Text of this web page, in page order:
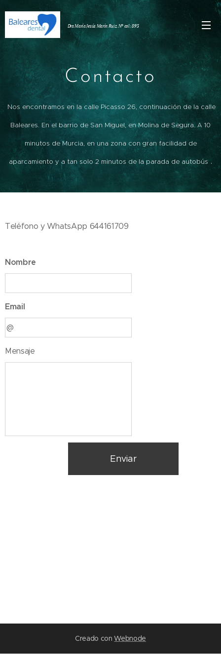
Dra María Jesús Marín Ruiz. Nº col: 893
8888 893
Contacto
Nos encontramos en la calle Picasso 26, continuación de la calle
Baleares. En el barrio de San Miguel, en Molina de Segura. A 10
minutos de Murcia, en una zona con gran facilidad de
aparcamiento y a tan solo 2 minutos de la parada de autobús.
Teléfono y WhatsApp 644161709
Nombre
Email
Mensaje
Enviar
Creado conWebnode